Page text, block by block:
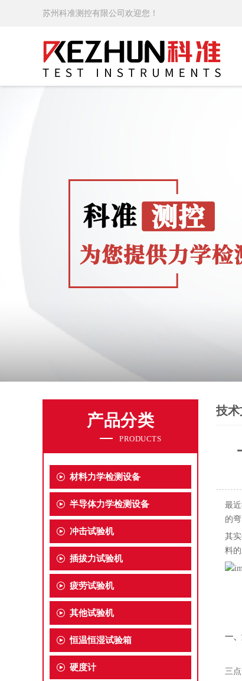
苏州科准测控有限公司欢迎您！
产品分类
PRODUCTS
材料力学检测设备
半导体力学检测设备
冲击试验机
插拔力试验机
疲劳试验机
其他试验机
恒温恒湿试验箱
硬度计
技
最
的
其
料
一
三